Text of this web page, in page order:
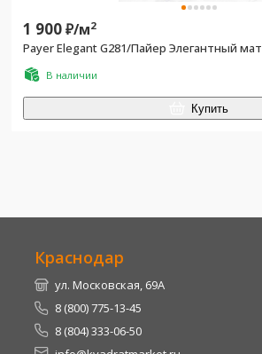
1 900₽/м2
Payer Elegant G281/Пайер Элегантный
В наличии
Купить
Краснодар
ул. Московская, 69А
8 (800) 775-13-45
8 (804) 333-06-50